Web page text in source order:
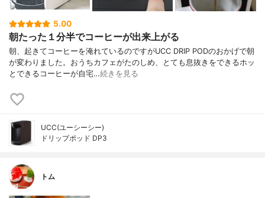
5.00
朝たった１分半でコーヒーが出来上がる
朝、起きてコーヒーを淹れているのですがUCC DRIP PODのおかげで朝
が変わりました。おうちカフェがたのしめ、とても息抜きをできるホッ
とできるコーヒーが自宅…続きを見る
UCC(ユーシーシー)
ドリップポッド DP3
トム